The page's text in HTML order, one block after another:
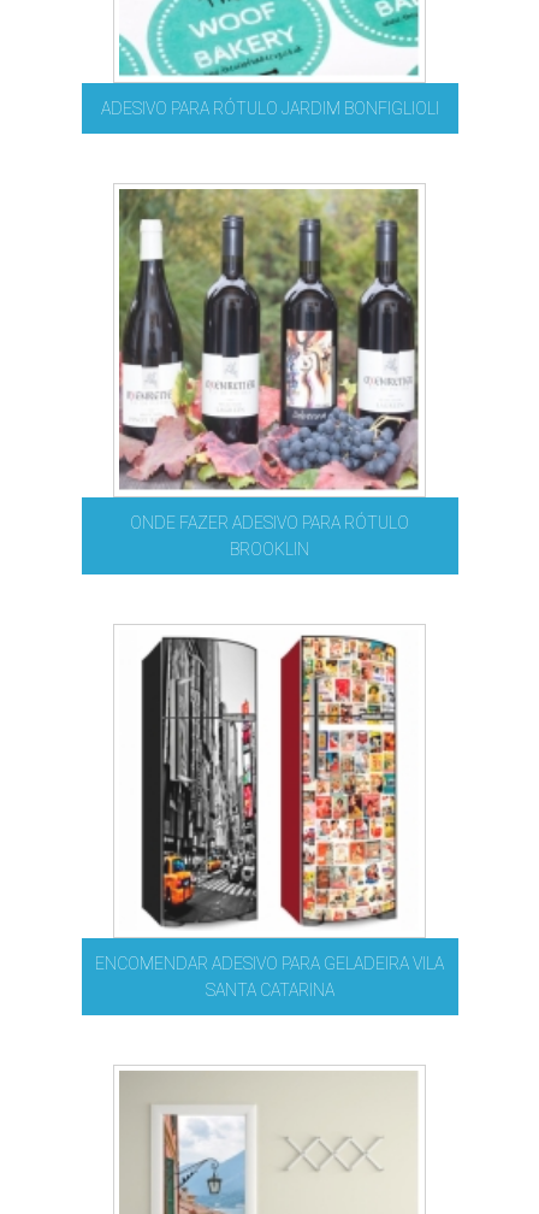
ADESIVO PARA RÓTULO JARDIM BONFIGLIOLI
ONDE FAZER ADESIVO PARA RÓTULO
BROOKLIN
ENCOMENDAR ADESIVO PARA GELADEIRA VILA
SANTA CATARINA